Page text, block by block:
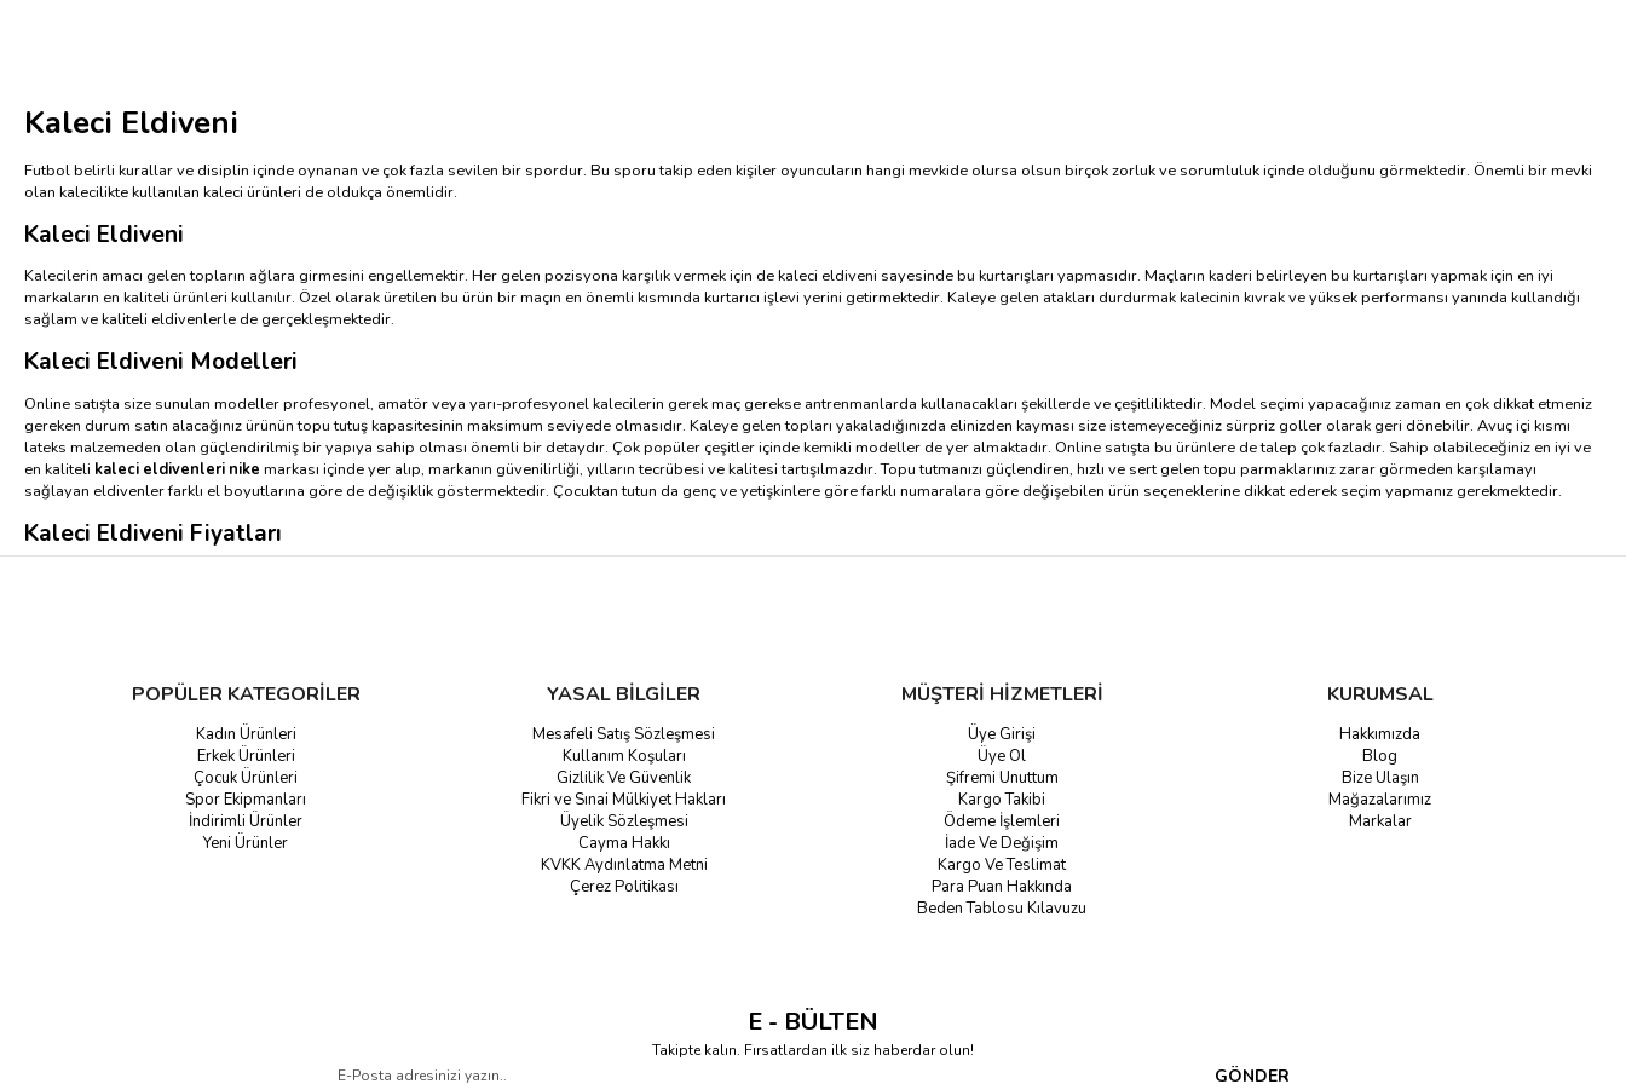
Kaleci Eldiveni
Futbol belirli kurallar ve disiplin içinde oynanan ve çok fazla sevilen bir spordur. Bu sporu takip eden kişiler oyuncuların hangi mevkide olursa olsun birçok zorluk ve sorumluluk içinde olduğunu görmektedir. Önemli bir mevki
olan kalecilikte kullanılan kaleci ürünleri de oldukça önemlidir.
Kaleci Eldiveni
Kalecilerin amacı gelen topların ağlara girmesini engellemektir. Her gelen pozisyona karşılık vermek için de kaleci eldiveni sayesinde bu kurtarışları yapmasıdır. Maçların kaderi belirleyen bu kurtarışları yapmak için en iyi
markaların en kaliteli ürünleri kullanılır. Özel olarak üretilen bu ürün bir maçın en önemli kısmında kurtarıcı işlevi yerini getirmektedir. Kaleye gelen atakları durdurmak kalecinin kıvrak ve yüksek performansı yanında kullandığı
sağlam ve kaliteli eldivenlerle de gerçekleşmektedir.
Kaleci Eldiveni Modelleri
Online satışta size sunulan modeller profesyonel, amatör veya yarı-profesyonel kalecilerin gerek maç gerekse antrenmanlarda kullanacakları şekillerde ve çeşitliliktedir. Model seçimi yapacağınız zaman en çok dikkat etmeniz
gereken durum satın alacağınız ürünün topu tutuş kapasitesinin maksimum seviyede olmasıdır. Kaleye gelen topları yakaladığınızda elinizden kayması size istemeyeceğiniz sürpriz goller olarak geri dönebilir. Avuç içi kısmı
lateks malzemeden olan güçlendirilmiş bir yapıya sahip olması önemli bir detaydır. Çok popüler çeşitler içinde kemikli modeller de yer almaktadır. Online satışta bu ürünlere de talep çok fazladır. Sahip olabileceğiniz en iyi ve
en kaliteli kaleci eldivenleri nike markası içinde yer alıp, markanın güvenilirliği, yılların tecrübesi ve kalitesi tartışılmazdır. Topu tutmanızı güçlendiren, hızlı ve sert gelen topu parmaklarınız zarar görmeden karşılamayı
sağlayan eldivenler farklı el boyutlarına göre de değişiklik göstermektedir. Çocuktan tutun da genç ve yetişkinlere göre farklı numaralara göre değişebilen ürün seçeneklerine dikkat ederek seçim yapmanız gerekmektedir.
Kaleci Eldiveni Fiyatları
POPÜLER KATEGORİLER
Kadın Ürünleri
Erkek Ürünleri
Çocuk Ürünleri
Spor Ekipmanları
İndirimli Ürünler
Yeni Ürünler
YASAL BİLGİLER
Mesafeli Satış Sözleşmesi
Kullanım Koşuları
Gizlilik Ve Güvenlik
Fikri ve Sınai Mülkiyet Hakları
Üyelik Sözleşmesi
Cayma Hakkı
KVKK Aydınlatma Metni
Çerez Politikası
MÜŞTERİ HİZMETLERİ
Üye Girişi
Üye Ol
Şifremi Unuttum
Kargo Takibi
Ödeme İşlemleri
İade Ve Değişim
Kargo Ve Teslimat
Para Puan Hakkında
Beden Tablosu Kılavuzu
KURUMSAL
Hakkımızda
Blog
Bize Ulaşın
Mağazalarımız
Markalar
E - BÜLTEN
Takipte kalın. Fırsatlardan ilk siz haberdar olun!
GÖNDER